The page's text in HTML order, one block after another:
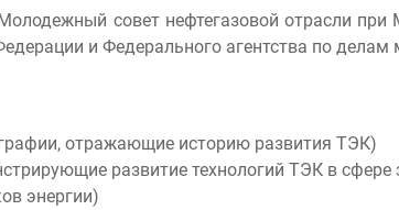
совет нефтегазовой отрасли при
и Федерального агентства по
отражающие историю развития ТЭК)
развитие технологий ТЭК в
энергии)